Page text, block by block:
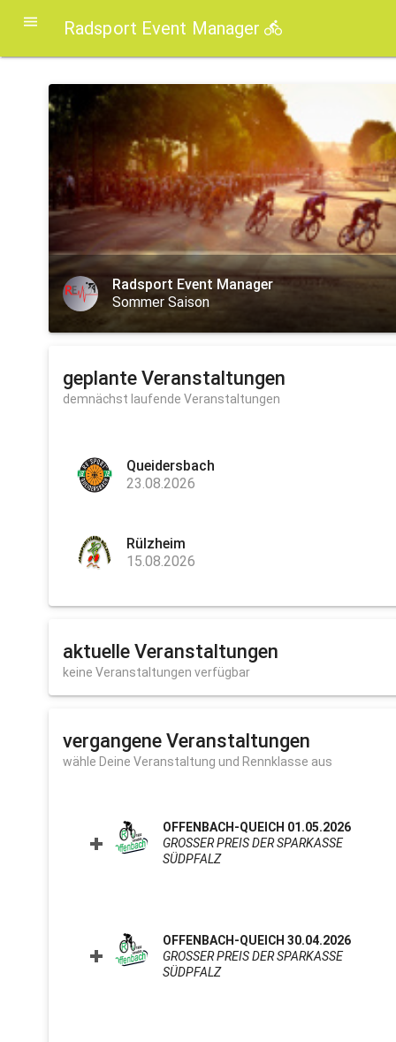
Radsport Event Manager
Radsport Event Manager
Sommer Saison
geplante Veranstaltungen
demnächst laufende Veranstaltungen
Queidersbach
23.08.2026
Rülzheim
15.08.2026
aktuelle Veranstaltungen
keine Veranstaltungen verfügbar
vergangene Veranstaltungen
wähle Deine Veranstaltung und Rennklasse aus
OFFENBACH-QUEICH 01.05.2026
GROSSER PREIS DER SPARKASSE S
ÜDPFALZ CLICK TO EXPAND CONTENTS
OFFENBACH-QUEICH 30.04.2026
GROSSER PREIS DER SPARKASSE S
ÜDPFALZ CLICK TO EXPAND CONTENTS